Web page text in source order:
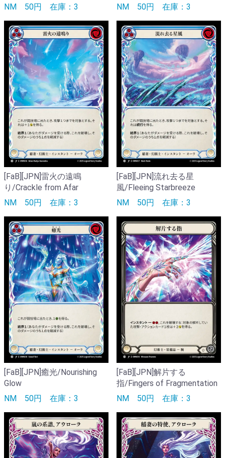
NM 50円 在庫：3
NM 50円 在庫：3
[FaB][JPN]雷火の遠鳴
り/Crackle from Afar
NM 50円 在庫：3
[FaB][JPN]流れ去る星
風/Fleeing Starbreeze
NM 50円 在庫：3
[FaB][JPN]癒光/Nourishing
Glow
NM 50円 在庫：3
[FaB][JPN]解片する
指/Fingers of Fragmentation
NM 50円 在庫：3